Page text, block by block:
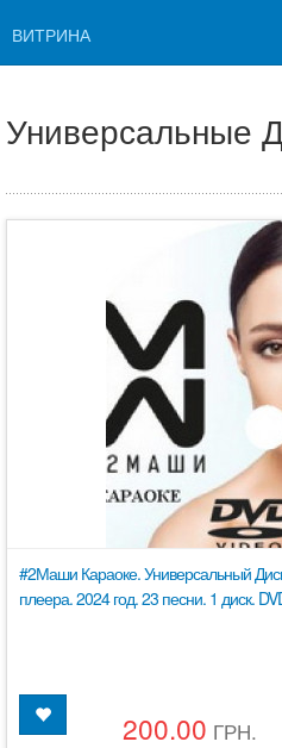
ВИТРИНА
Универсальные
#2Маши Караоке. Универсальный
плеера. 2024 год. 23 песни. 1 диск.
200.00 ГРН.